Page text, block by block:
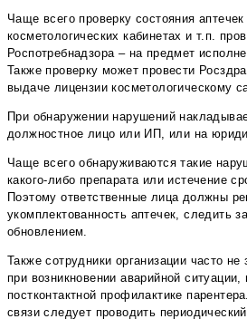
Чаще всего проверку состояния
косметологических кабинетах и т.п.
Роспотребнадзора – на предмет
Также проверку может провести
выдаче лицензии косметологическому
При обнаружении нарушений
должностное лицо или ИП, или на
Чаще всего обнаруживаются такие
какого-либо препарата или истечение
Поэтому ответственные лица должны
укомплектованность аптечек, следить
обновлением.
Также сотрудники организации часто
при возникновении аварийной
постконтактной профилактике
связи следует проводить